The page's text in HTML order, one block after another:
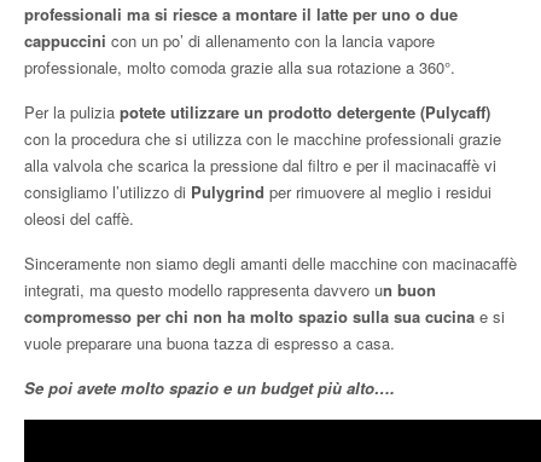
professionali ma si riesce a montare il latte per uno o due
cappuccini con un po’ di allenamento con la lancia vapore
professionale, molto comoda grazie alla sua rotazione a 360°.
Per la pulizia potete utilizzare un prodotto detergente (Pulycaff)
con la procedura che si utilizza con le macchine professionali grazie
alla valvola che scarica la pressione dal filtro e per il macinacaffè vi
consigliamo l’utilizzo di Pulygrind per rimuovere al meglio i residui
oleosi del caffè.
Sinceramente non siamo degli amanti delle macchine con macinacaffè
integrati, ma questo modello rappresenta davvero un buon
compromesso per chi non ha molto spazio sulla sua cucina e si
vuole preparare una buona tazza di espresso a casa.
Se poi avete molto spazio e un budget più alto….